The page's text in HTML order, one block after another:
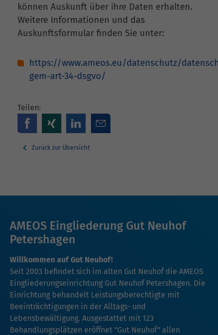
können Auskunft über ihre Daten erhalten.
Weitere Informationen und das
Auskunftsformular finden Sie unter:
https://www.ameos.eu/datenschutz/
gem-art-34-dsgvo/
Teilen:
Zurück zur Übersicht
AMEOS Eingliederung Gut Neuhof
Petershagen
Willkommen auf Gut Neuhof!
Seit 2003 befindet sich im alten Gut Neuhof die AMEOS
Eingliederungseinrichtung Gut Neuhof Petershagen. Die
Einrichtung behandelt Leistungsberechtigte mit
Beeinträchtigungen in der Alltags- und
Lebensbewältigung. Ausgestattet mit 123
Behandlungsplätzen eröffnet "Gut Neuhof" allen